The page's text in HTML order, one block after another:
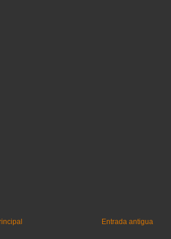
Entrada antigua